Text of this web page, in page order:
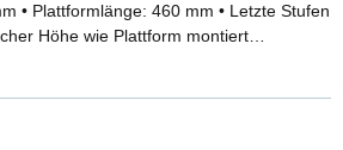
• Plattformlänge: 460 mm • Letzte Stufen
Höhe wie Plattform montiert
• Stufen- und Plattformausführung
(Höhe: 1.100 mm)